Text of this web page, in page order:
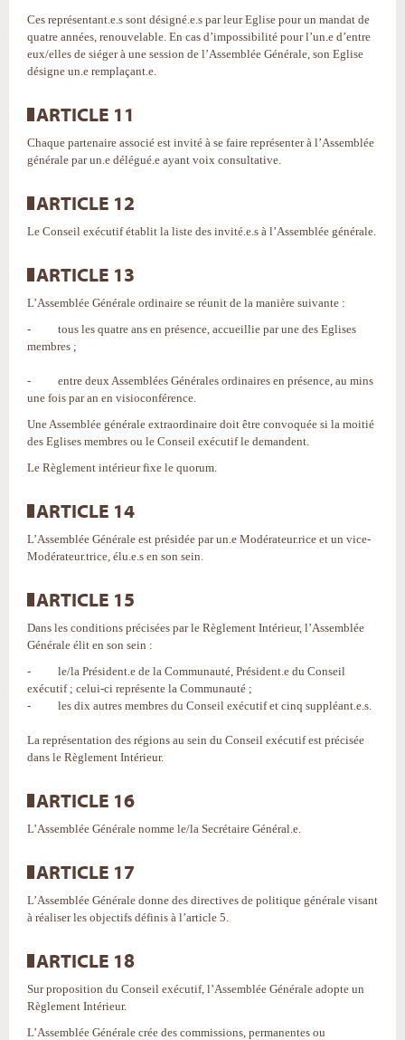
Ces représentant.e.s sont désigné.e.s par leur Eglise pour un mandat de
quatre années, renouvelable. En cas d’impossibilité pour l’un.e d’entre
eux/elles de siéger à une session de l’Assemblée Générale, son Eglise
désigne un.e remplaçant.e.
ARTICLE 11
Chaque partenaire associé est invité à se faire représenter à l’Assemblée
générale par un.e délégué.e ayant voix consultative.
ARTICLE 12
Le Conseil exécutif établit la liste des invité.e.s à l’Assemblée générale.
ARTICLE 13
L’Assemblée Générale ordinaire se réunit de la manière suivante :
- tous les quatre ans en présence, accueillie par une des Eglises
membres ;
- entre deux Assemblées Générales ordinaires en présence, au mins
une fois par an en visioconférence.
Une Assemblée générale extraordinaire doit être convoquée si la moitié
des Eglises membres ou le Conseil exécutif le demandent.
Le Règlement intérieur fixe le quorum.
ARTICLE 14
L’Assemblée Générale est présidée par un.e Modérateur.rice et un vice-
Modérateur.trice, élu.e.s en son sein.
ARTICLE 15
Dans les conditions précisées par le Règlement Intérieur, l’Assemblée
Générale élit en son sein :
- le/la Président.e de la Communauté, Président.e du Conseil
exécutif ; celui-ci représente la Communauté ;
- les dix autres membres du Conseil exécutif et cinq suppléant.e.s.
La représentation des régions au sein du Conseil exécutif est précisée
dans le Règlement Intérieur.
ARTICLE 16
L’Assemblée Générale nomme le/la Secrétaire Général.e.
ARTICLE 17
L’Assemblée Générale donne des directives de politique générale visant
à réaliser les objectifs définis à l’article 5.
ARTICLE 18
Sur proposition du Conseil exécutif, l’Assemblée Générale adopte un
Règlement Intérieur.
L’Assemblée Générale crée des commissions, permanentes ou